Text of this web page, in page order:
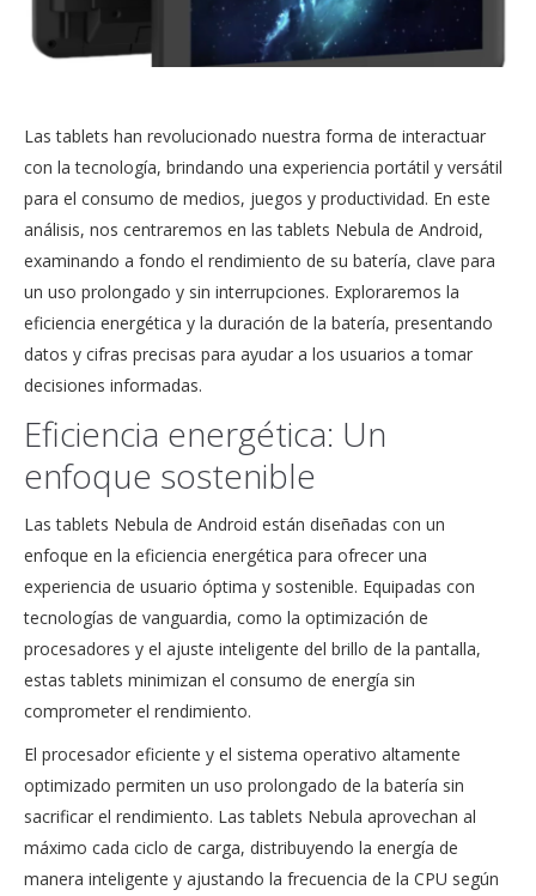
Las tablets han revolucionado nuestra forma de interactuar
con la tecnología, brindando una experiencia portátil y versátil
para el consumo de medios, juegos y productividad. En este
análisis, nos centraremos en las tablets Nebula de Android,
examinando a fondo el rendimiento de su batería, clave para
un uso prolongado y sin interrupciones. Exploraremos la
eficiencia energética y la duración de la batería, presentando
datos y cifras precisas para ayudar a los usuarios a tomar
decisiones informadas.
Eficiencia energética: Un
enfoque sostenible
Las tablets Nebula de Android están diseñadas con un
enfoque en la eficiencia energética para ofrecer una
experiencia de usuario óptima y sostenible. Equipadas con
tecnologías de vanguardia, como la optimización de
procesadores y el ajuste inteligente del brillo de la pantalla,
estas tablets minimizan el consumo de energía sin
comprometer el rendimiento.
El procesador eficiente y el sistema operativo altamente
optimizado permiten un uso prolongado de la batería sin
sacrificar el rendimiento. Las tablets Nebula aprovechan al
máximo cada ciclo de carga, distribuyendo la energía de
manera inteligente y ajustando la frecuencia de la CPU según